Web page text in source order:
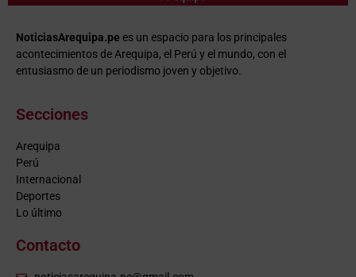
NoticiasArequipa.pe es un espacio para los principales
acontecimientos de Arequipa, el Perú y el mundo, con el
entusiasmo de un periodismo joven y objetivo.
Secciones
Arequipa
Perú
Internacional
Deportes
Lo último
Contacto